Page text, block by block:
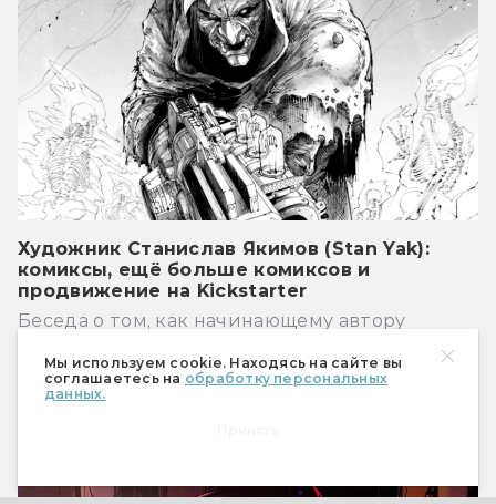
Мы используем cookie. Находясь на сайте вы
соглашаетесь на обработку персональных
данных.
Художник Станислав Якимов (Stan Yak):
комиксы, ещё больше комиксов и
продвижение на Kickstarter
Беседа о том, как начинающему автору
краудфандинговую кампанию и какую роль в
жизни современного художника играют